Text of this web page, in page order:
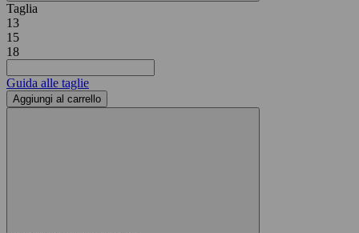
Taglia
13
15
18
Guida alle taglie
Aggiungi al carrello